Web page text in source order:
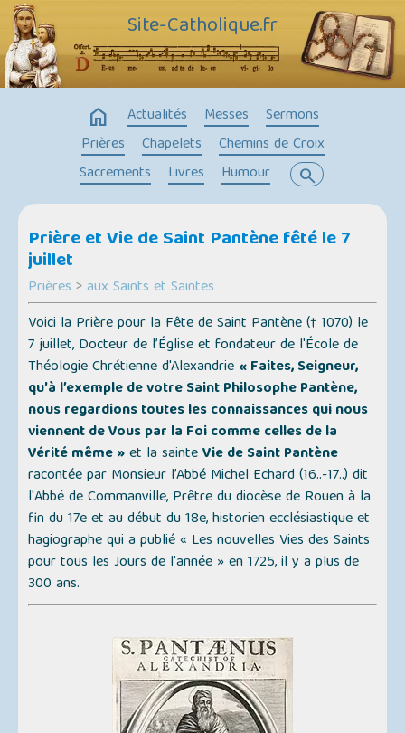
Site-Catholique.fr
home Actualités Messes
Sermons
Prières
Chapelets
Chemins de Croix
Sacrements
Livres Humour search
Prière et Vie de Saint Pantène fêté le 7
juillet
Prières > aux Saints et Saintes
Voici la Prière pour la Fête de Saint Pantène († 1070) le
7 juillet, Docteur de l’Église et fondateur de l'École de
Théologie Chrétienne d'Alexandrie « Faites, Seigneur,
qu'à l’exemple de votre Saint Philosophe Pantène,
nous regardions toutes les connaissances qui nous
viennent de Vous par la Foi comme celles de la
Vérité même »et la sainteVie de Saint Pantène
racontée par Monsieur l’Abbé Michel Echard (16..-17..) dit
l'Abbé de Commanville, Prêtre du diocèse de Rouen à la
fin du 17e et au début du 18e, historien ecclésiastique et
hagiographe qui a publié« Les nouvelles Vies des Saints
pour tous les Jours de l'année »en 1725, il y a plus de
300 ans.